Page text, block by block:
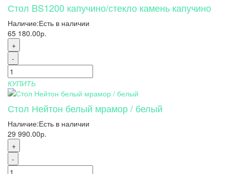
Стол BS1200 капучино/стекло камень капучино
Наличие:Есть в наличии
65 180.00р.
+
-
КУПИТЬ
Стол Нейтон белый мрамор / белый
Наличие:Есть в наличии
29 990.00р.
+
-